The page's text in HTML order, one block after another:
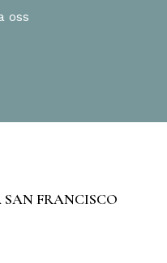
oss
SAN FRANCISCO